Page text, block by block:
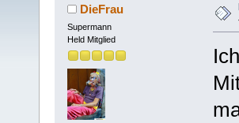
DieFrau
Supermann
Held Mitglied